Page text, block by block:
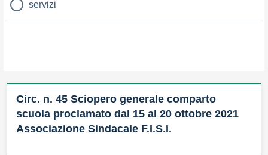
servizi
Circ. n. 45 Sciopero generale comparto
scuola proclamato dal 15 al 20 ottobre 2021
Associazione Sindacale F.I.S.I.